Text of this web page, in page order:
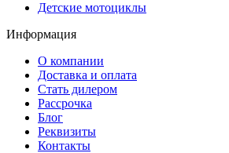
Детские мотоциклы
Информация
О компании
Доставка и оплата
Стать дилером
Рассрочка
Блог
Реквизиты
Контакты